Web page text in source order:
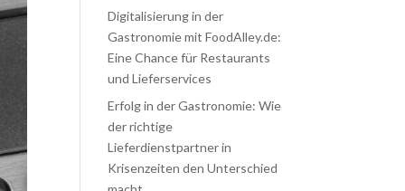
Digitalisierung in der
Gastronomie mit FoodAlley.de:
Eine Chance für Restaurants
und Lieferservices
Erfolg in der Gastronomie: Wie
der richtige
Lieferdienstpartner in
Krisenzeiten den Unterschied